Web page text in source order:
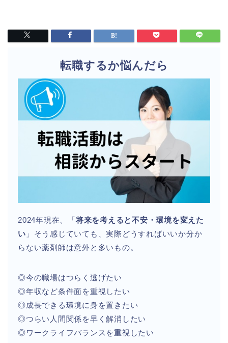
転職するか悩んだら
2024年現在、「将来を考えると不安・環境を変えた
い 」そう感じていても、実際どうすればいいか分か
らない薬剤師は意外と多いもの。
◎今の職場はつらく逃げたい
◎年収など条件面を重視したい
◎成長できる環境に身を置きたい
◎つらい人間関係を早く解消したい
◎ワークライフバランスを重視したい